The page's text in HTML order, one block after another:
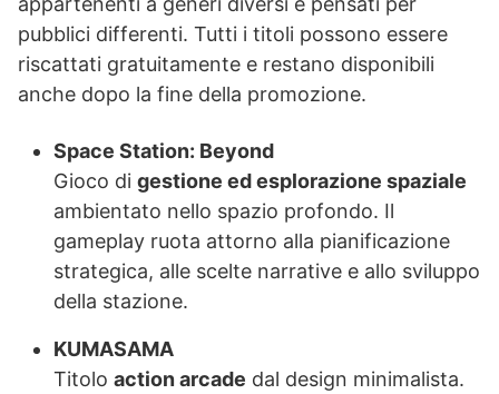
pubblici differenti. Tutti i titoli possono essere
riscattati gratuitamente e restano disponibili
anche dopo la fine della promozione.
Space Station: Beyond
Gioco di gestione ed esplorazione spaziale
ambientato nello spazio profondo. Il
gameplay ruota attorno alla pianificazione
strategica, alle scelte narrative e allo sviluppo
della stazione.
KUMASAMA
Titolo action arcade dal design minimalista.